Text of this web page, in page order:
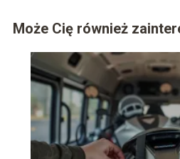
Może Cię również